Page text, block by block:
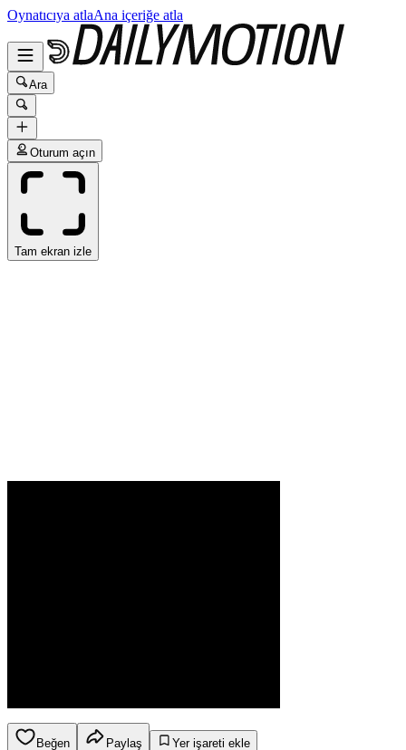
Oynatıcıya atlaAna içeriğe atla
Ara
Oturum açın
Tam ekran izle
Beğen Paylaş
Yer işareti ekle